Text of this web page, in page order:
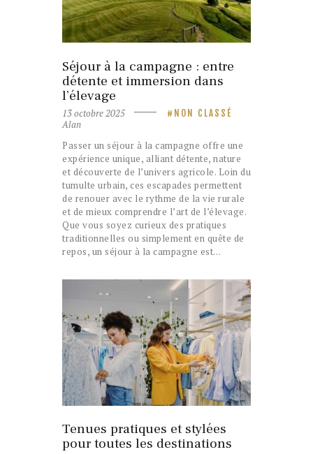
Séjour à la campagne : entre
détente et immersion dans
l’élevage
13 octobre 2025 NON CLASSÉ
Alan
Passer un séjour à la campagne offre une
expérience unique, alliant détente, nature
et découverte de l’univers agricole. Loin du
tumulte urbain, ces escapades permettent
de renouer avec le rythme de la vie rurale
et de mieux comprendre l’art de l’élevage.
Que vous soyez curieux des pratiques
traditionnelles ou simplement en quête de
repos, un séjour à la campagne est…
Tenues pratiques et stylées
pour toutes les destinations